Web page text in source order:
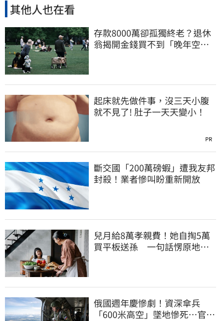
其他人也在看
存款8000萬卻孤獨終老？退休
翁揭開金錢買不到「晚年空
起床就先做件事，沒三天小腹
就不見了! 肚子一天天變小！
PR
斷交國「200萬磅蝦」遭我友邦
封殺！業者慘叫盼重新開放
兒月給8萬孝親費！她自掏5萬
買平板送孫 一句話愣原地
俄國週年慶慘劇！資深傘兵
「600米高空」墜地慘死…官方